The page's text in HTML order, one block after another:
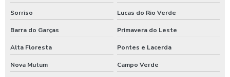
Sorriso Lucas do Rio Verde
Barra do Garças Primavera do Leste
Alta Floresta Pontes e Lacerda
Nova Mutum Campo Verde